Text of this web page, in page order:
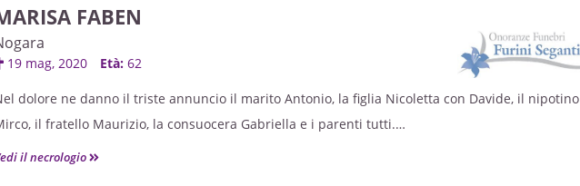
reparto di Pneumologia dell’ospedale di Legnago per le amorevoli cure prestate.
cerimonia funebre si concluderà nel cimitero locale.
FABEN
19 mag, 2020 Età:62
dolore ne danno il triste annuncio il marito Antonio, la figlia Nicoletta con Davide, il nipotino
il fratello Maurizio, la consuocera Gabriella e i parenti tutti.
del Santo Rosario mercoledì 20 maggio alle ore 20.00 in chiesa a Nogara.
il necrologio